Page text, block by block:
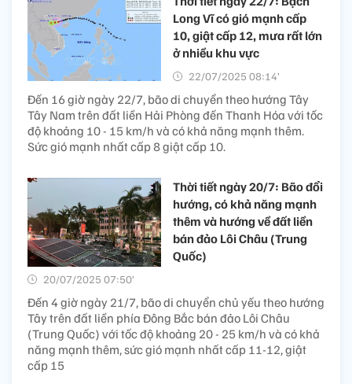
Long Vĩ có gió mạnh cấp
10, giật cấp 12, mưa rất lớn
ở nhiều khu vực
22/07/2025 08:14’
Đến 16 giờ ngày 22/7, bão di chuyển theo hướng Tây
Tây Nam trên đất liền Hải Phòng đến Thanh Hóa với tốc
độ khoảng 10 - 15 km/h và có khả năng mạnh thêm.
Sức gió mạnh nhất cấp 8 giật cấp 10.
Thời tiết ngày 20/7: Bão đổi
hướng, có khả năng mạnh
thêm và hướng về đất liền
bán đảo Lôi Châu (Trung
Quốc)
20/07/2025 07:50’
Đến 4 giờ ngày 21/7, bão di chuyển chủ yếu theo hướng
Tây trên đất liền phía Đông Bắc bán đảo Lôi Châu
(Trung Quốc) với tốc độ khoảng 20 - 25 km/h và có khả
năng mạnh thêm, sức gió mạnh nhất cấp 11-12, giật
cấp 15